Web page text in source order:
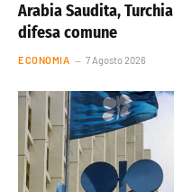
Arabia Saudita,
difesa comune
ECONOMIA 7 Agosto 2026